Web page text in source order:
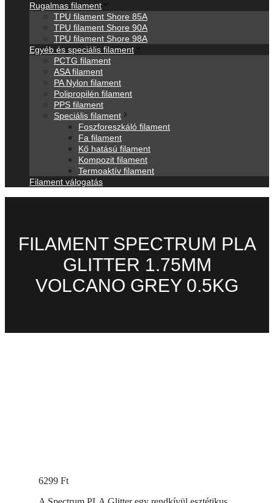
Rugalmas filament
TPU filament Shore 85A
TPU filament Shore 90A
TPU filament Shore 98A
Egyéb és speciális filament
PCTG filament
ASA filament
PA Nylon filament
Polipropilén filament
PPS filament
Speciális filament
Foszforeszkáló filament
Fa filament
Kő hatású filament
Kompozit filament
Termoaktív filament
Filament válogatás
FILAMENT SPECTRUM PLA
GLITTER 1.75MM
VOLCANO GREY 0.5KG
6299 Ft